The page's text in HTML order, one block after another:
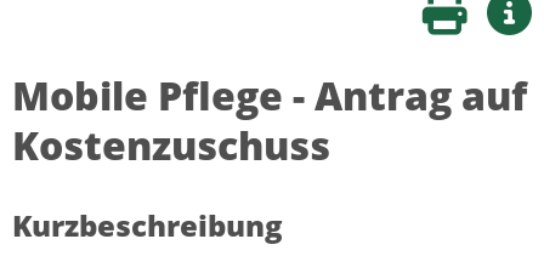
Seite
Mobile Pflege - Antrag auf
Kostenzuschuss
Kurzbeschreibung